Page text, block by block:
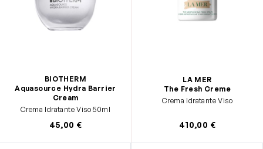
BIOTHERM
Aquasource Hydra Barrier
Cream
Crema Idratante Viso 50ml
45,00 €
LA MER
The Fresh Creme
Crema Idratante Viso
410,00 €